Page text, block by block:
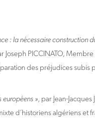
: la nécessaire construction
Joseph PICCINATO,
des préjudices subis
européens », par Jean-
d’historiens algériens et